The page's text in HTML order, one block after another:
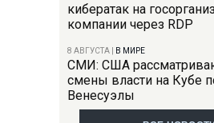
кибератак на
компании через RDP
8 АВГУСТА В МИРЕ
СМИ: США
смены власти на Кубе
Венесуэлы